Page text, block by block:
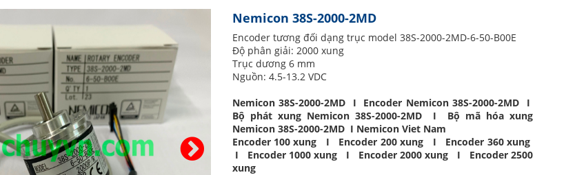
Nemicon 38S-2000-2MD
Encoder tương đối dạng trục model 38S-2000-2MD-6-50-B00E
Độ phân giải: 2000 xung
Trục dương 6 mm
Nguồn: 4.5-13.2 VDC
Nemicon 38S-2000-2MD I Encoder Nemicon 38S-2000-2MD I
Bộ phát xung Nemicon 38S-2000-2MD I Bộ mã hóa xung
Nemicon 38S-2000-2MD I Nemicon Viet Nam
Encoder 100 xung I Encoder 200 xung I Encoder 360 xung
I Encoder 1000 xung I Encoder 2000 xung I Encoder 2500
xung